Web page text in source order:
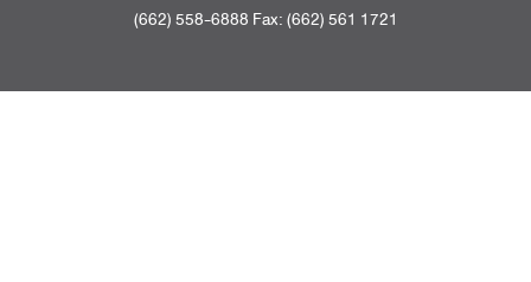
(662) 558-6888 Fax: (662) 561 1721